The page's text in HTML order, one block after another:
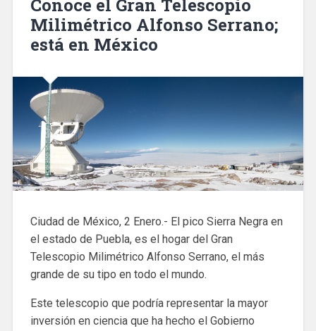
Conoce el Gran Telescopio
Milimétrico Alfonso Serrano;
está en México
Ciudad de México, 2 Enero.- El pico Sierra Negra en
el estado de Puebla, es el hogar del Gran
Telescopio Milimétrico Alfonso Serrano, el más
grande de su tipo en todo el mundo.
Este telescopio que podría representar la mayor
inversión en ciencia que ha hecho el Gobierno